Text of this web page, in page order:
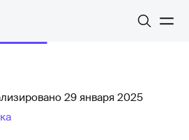
29 января 2025